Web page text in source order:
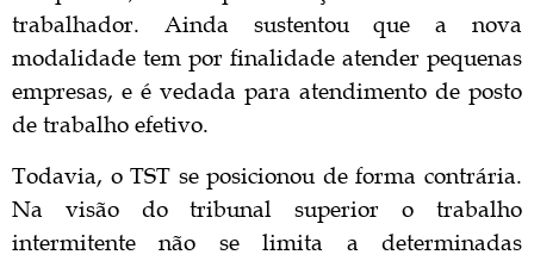
trabalhador. Ainda sustentou que a nova
modalidade tem por finalidade atender pequenas
empresas, e é vedada para atendimento de posto
de trabalho efetivo.
Todavia, o TST se posicionou de forma contrária.
Na visão do tribunal superior o trabalho
intermitente não se limita a determinadas